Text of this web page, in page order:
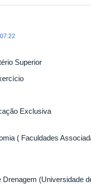
Superior
Exclusiva
( Faculdades
(Universidade